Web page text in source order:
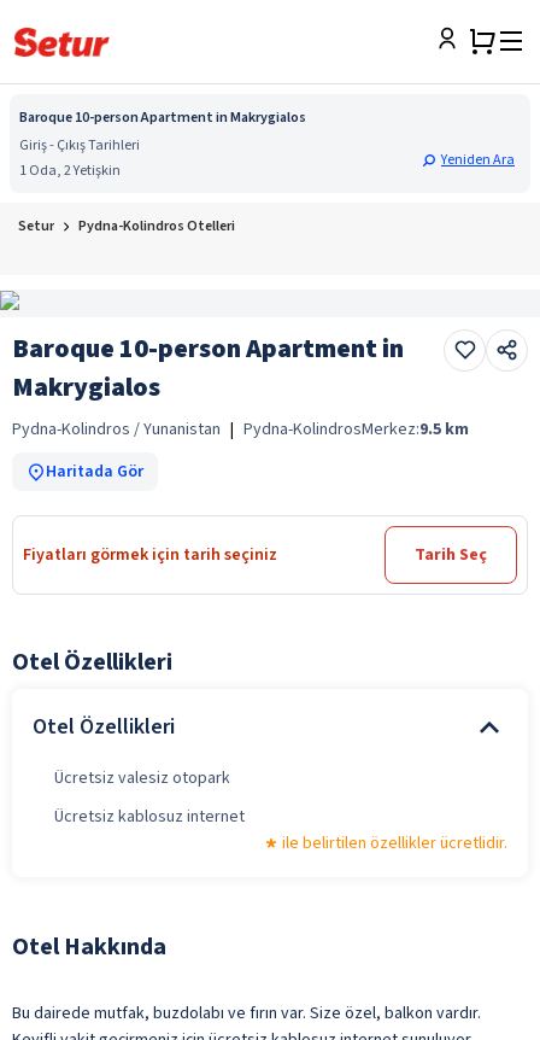
Baroque 10-person Apartment in Makrygialos
Giriş - Çıkış Tarihleri
1 Oda, 2 Yetişkin
Yeniden Ara
Setur Pydna-Kolindros Otelleri
Baroque 10-person Apartment in
Makrygialos
Pydna-Kolindros / Yunanistan | Pydna-KolindrosMerkez:9.5 km
Haritada Gör
Fiyatları görmek için tarih seçiniz Tarih Seç
Otel Özellikleri
Otel Özellikleri
Ücretsiz valesiz otopark
Ücretsiz kablosuz internet
ile belirtilen özellikler ücretlidir.
Otel Hakkında
Bu dairede mutfak, buzdolabı ve fırın var. Size özel, balkon vardır.